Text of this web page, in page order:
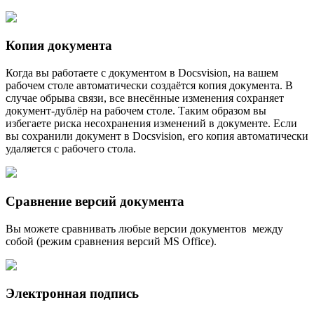
Копия документа
Когда вы работаете с документом в Docsvision, на вашем
рабочем столе автоматически создаётся копия документа. В
случае обрыва связи, все внесённые изменения сохраняет
документ-дублёр на рабочем столе. Таким образом вы
избегаете риска несохранения изменений в документе. Если
вы сохранили документ в Docsvision, его копия автоматически
удаляется с рабочего стола.
Сравнение версий документа
Вы можете сравнивать любые версии документов между
собой (режим сравнения версий MS Office).
Электронная подпись